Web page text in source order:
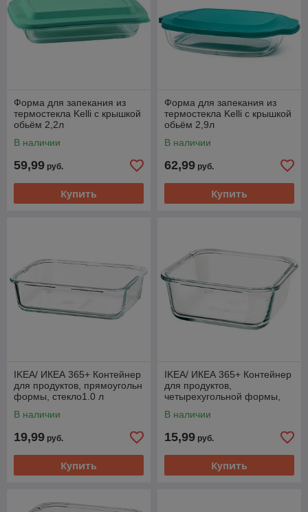
Форма для запекания из
термостекла Kelli с крышкой
обьём 2,2л
В наличии
59,99 руб.
Купить
Форма для запекания из
термостекла Kelli с крышкой
обьём 2,9л
В наличии
62,99 руб.
Купить
IKEA/ ИКЕА 365+ Контейнер
для продуктов, прямоугольн
формы, стекло1.0 л
В наличии
19,99 руб.
Купить
IKEA/ ИКЕА 365+ Контейнер
для продуктов,
четырехугольной формы,
В наличии
15,99 руб.
Купить